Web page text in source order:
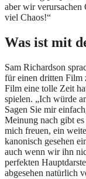
aber wir verursachen
viel Chaos!“
Was ist mit
Sam Richardson
für einen dritten Film
Film eine tolle Zeit
spielen. „Ich würde
Sagen Sie mir
Meinung nach gibt
mich freuen, ein
kanonisch gesehen
auch wenn wir ihn
perfekten
abgesehen natürlich